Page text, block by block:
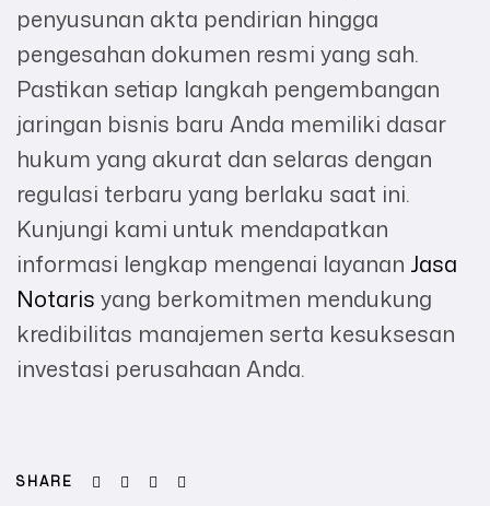
penyusunan akta pendirian hingga
pengesahan dokumen resmi yang sah.
Pastikan setiap langkah pengembangan
jaringan bisnis baru Anda memiliki dasar
hukum yang akurat dan selaras dengan
regulasi terbaru yang berlaku saat ini.
Kunjungi kami untuk mendapatkan
informasi lengkap mengenai layanan Jasa
Notaris yang berkomitmen mendukung
kredibilitas manajemen serta kesuksesan
investasi perusahaan Anda.
SHARE Facebook
TwitterLinkedin